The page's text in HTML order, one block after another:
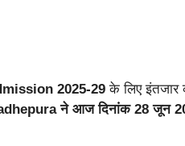
2025-29 के लिए इंतजार
ने आज दिनांक 28 जून